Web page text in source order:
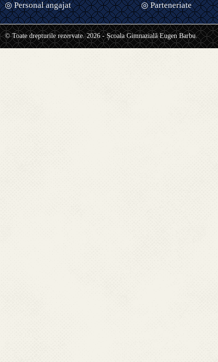
◎ Personal angajat
◎ Parteneriate
© Toate drepturile rezervate. 2026 - Școala Gimnazială Eugen Barbu.